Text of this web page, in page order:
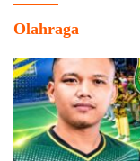
Olahraga